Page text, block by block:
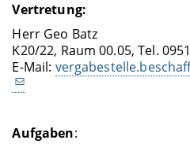
Vertretung:
Herr Geo Batz
K20/22, Raum 00.05, Tel.
E-Mail:
Aufgaben: